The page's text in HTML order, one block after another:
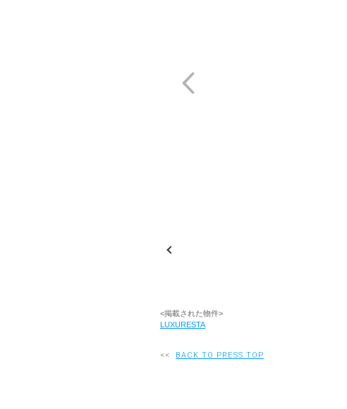
<掲載された物件>
LUXURESTA
<< BACK TO PRESS TOP